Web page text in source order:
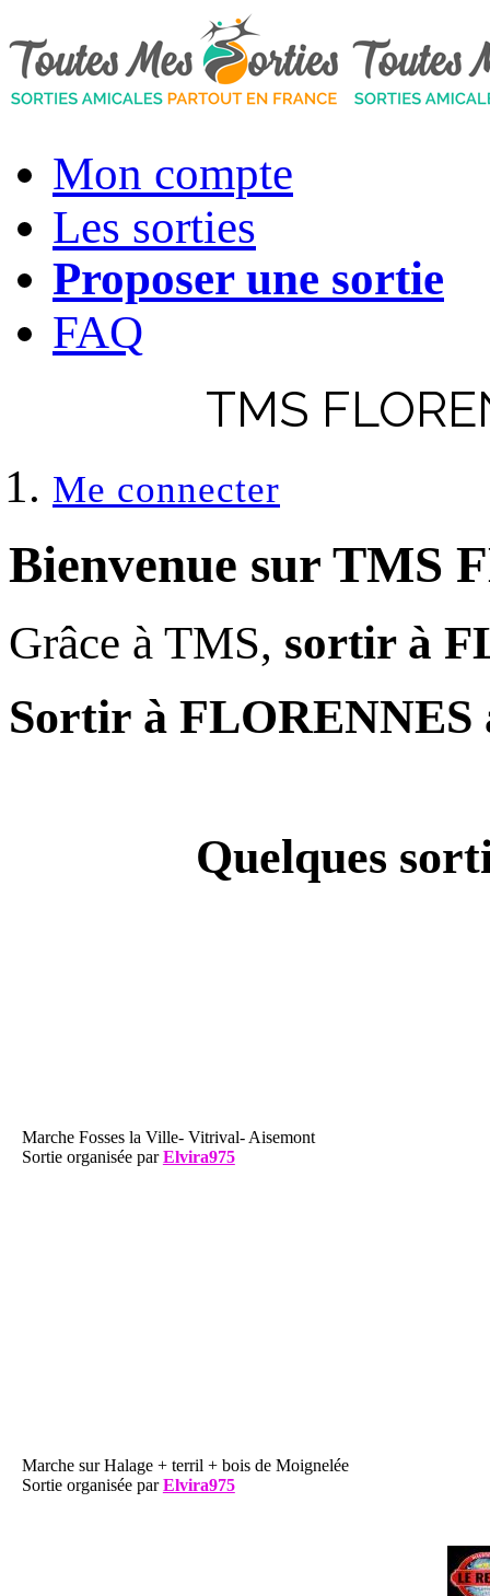
Mon compte
Les sorties
Proposer une sortie
FAQ
TMS
Me connecter
Bienvenue sur TMS
Grâce à TMS, sortir à
Sortir à FLORENNES
Quelques
Marche Fosses la Ville- Vitrival- Aisemont
Sortie organisée parElvira975
Marche sur Halage + terril + bois de Moignelée
Sortie organisée parElvira975